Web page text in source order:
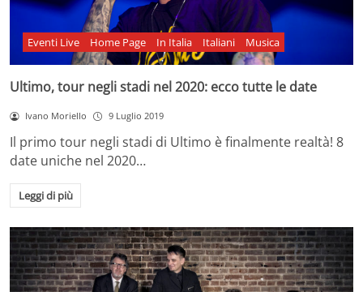
Eventi Live Home Page In Italia Italiani Musica
Ultimo, tour negli stadi nel 2020: ecco tutte le date
Ivano Moriello 9 Luglio 2019
Il primo tour negli stadi di Ultimo è finalmente realtà! 8
date uniche nel 2020…
Leggi di più